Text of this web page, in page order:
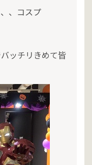
、コスプ
ッチリきめて皆